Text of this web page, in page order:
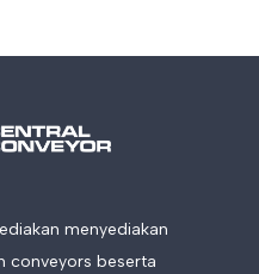
menyediakan
conveyors beserta